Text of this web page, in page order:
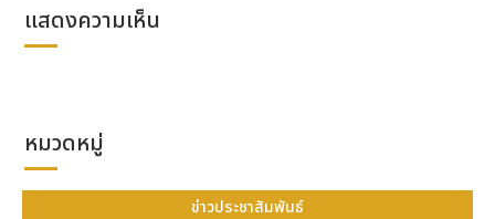
แสดงความเห็น
หมวดหมู่
ข่าวประชาสัมพันธ์